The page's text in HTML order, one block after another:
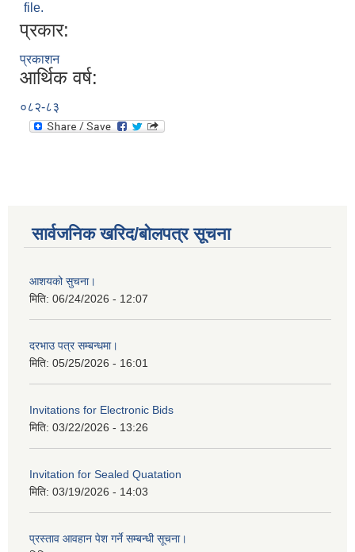
file.
प्रकार:
प्रकाशन
आर्थिक वर्ष:
०८२-८३
सार्वजनिक खरिद/बोलपत्र सूचना
आशयको सुचना।
मिति: 06/24/2026 - 12:07
दरभाउ पत्र सम्बन्धमा।
मिति: 05/25/2026 - 16:01
Invitations for Electronic Bids
मिति: 03/22/2026 - 13:26
Invitation for Sealed Quatation
मिति: 03/19/2026 - 14:03
प्रस्ताव आवहान पेश गर्ने सम्बन्धी सूचना।